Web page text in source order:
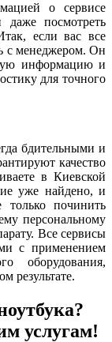
о сервисе
посмотреть
если вас все
с менеджером. Он
информацию и
для точного
бдительными и
качество
в Киевской
уже найдено, и
только починить
персональному
Все сервисы
с применением
оборудования,
результате.
услугам!